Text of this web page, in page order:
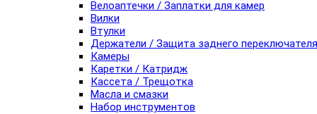
Велоаптечки / Заплатки для камер
Вилки
Втулки
Держатели / Защита заднего переключателя
Камеры
Каретки / Катридж
Кассета / Трещотка
Масла и смазки
Набор инструментов